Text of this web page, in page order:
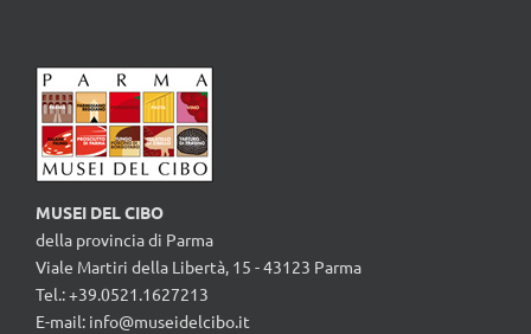
MUSEI DEL CIBO
della provincia di Parma
Viale Martiri della Libertà, 15 - 43123 Parma
Tel.: +39.0521.1627213
E-mail: info@museidelcibo.it